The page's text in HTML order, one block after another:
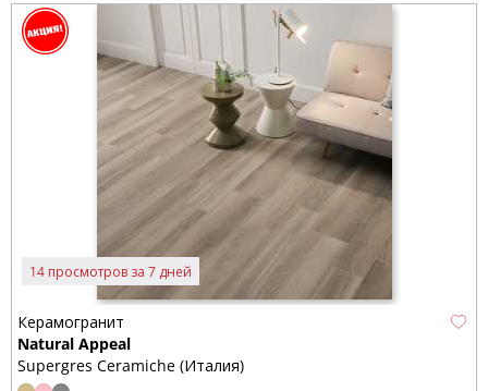
14 просмотров за 7 дней
Керамогранит
Natural Appeal
Supergres Ceramiche (Италия)